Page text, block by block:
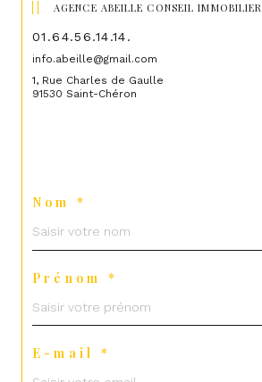
AGENCE ABEILLE CONSEIL IMMOBILIER
01.64.56.14.14.
info.abeille@gmail.com
1, Rue Charles de Gaulle
91530 Saint-Chéron
Nom *
Prénom *
E-mail *